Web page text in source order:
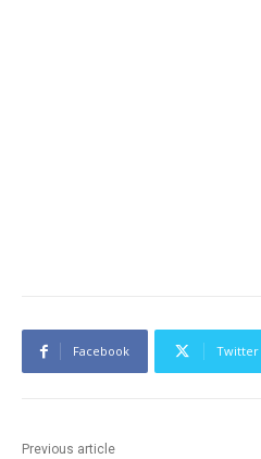
Facebook Twitter
Previous article